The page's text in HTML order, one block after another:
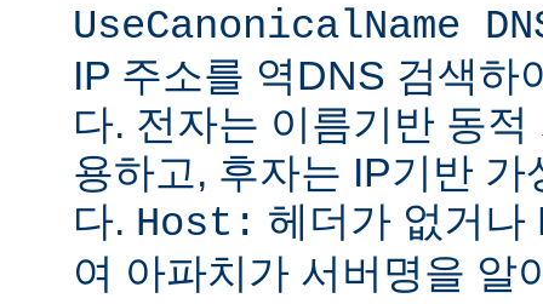
UseCanonicalName
IP 주소를 역DNS 검색하
다. 전자는 이름기반 동
용하고, 후자는 IP기반
다. Host: 헤더가 없거나
여 아파치가 서버명을 알